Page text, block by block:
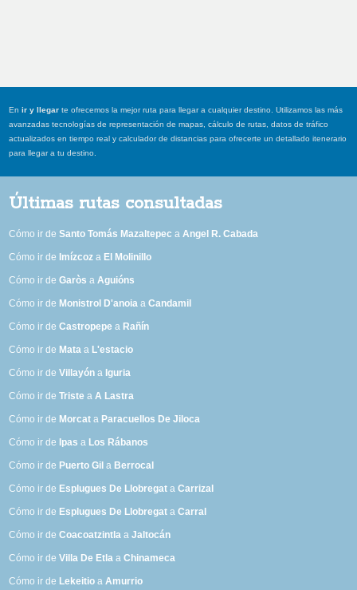
Enir y llegar te ofrecemos la mejor ruta para llegar a cualquier destino. Utilizamos las más
avanzadas tecnologías de representación de mapas, cálculo de rutas, datos de tráfico
actualizados en tiempo real y calculador de distancias para ofrecerte un detallado itenerario
para llegar a tu destino.
Últimas rutas consultadas
Cómo ir deSanto Tomás Mazaltepec aAngel R. Cabada
Cómo ir de Imízcoz a El Molinillo
Cómo ir deGaròs aAguións
Cómo ir de Monistrol D'anoia aCandamil
Cómo ir deCastropepe a Rañín
Cómo ir de Mata a L'estacio
Cómo ir deVillayón a Iguria
Cómo ir deTriste aA Lastra
Cómo ir de Morcat a Paracuellos De Jiloca
Cómo ir de Ipas a Los Rábanos
Cómo ir de Puerto Gil a Berrocal
Cómo ir de Esplugues De Llobregat aCarrizal
Cómo ir de Esplugues De Llobregat aCarral
Cómo ir deCoacoatzintla aJaltocán
Cómo ir deVilla De Etla aChinameca
Cómo ir de Lekeitio aAmurrio